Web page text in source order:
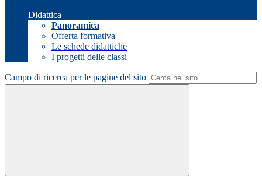
Didattica
Panoramica
Offerta formativa
Le schede didattiche
I progetti delle classi
Campo di ricerca per le pagine del sito